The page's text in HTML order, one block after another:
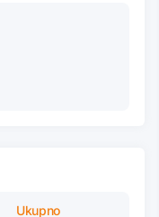
Ukupno